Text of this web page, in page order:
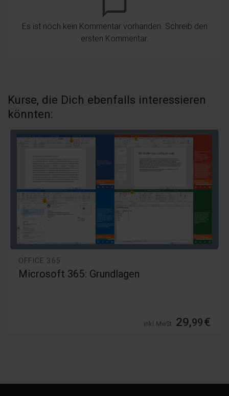
Es ist noch kein Kommentar vorhanden. Schreib den
ersten Kommentar.
Kurse, die Dich ebenfalls interessieren
könnten:
OFFICE 365
Microsoft Office 365 - 2019 Grundlagen
inkl. MwSt. 109,99€